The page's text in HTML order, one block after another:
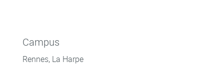
Campus
Rennes, La Harpe